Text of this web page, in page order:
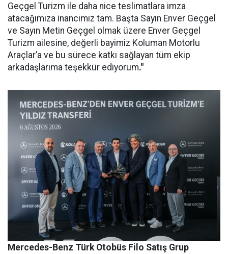
Geçgel Turizm ile daha nice teslimatlara imza
atacağımıza inancımız tam. Başta Sayın Enver Geçgel
ve Sayın Metin Geçgel olmak üzere Enver Geçgel
Turizm ailesine, değerli bayimiz Koluman Motorlu
Araçlar’a ve bu sürece katkı sağlayan tüm ekip
arkadaşlarıma teşekkür ediyorum."
Mercedes-Benz Türk Otobüs Filo Satış Grup